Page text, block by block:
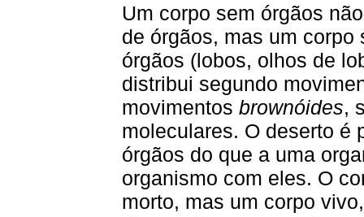
Um corpo sem órgãos
de órgãos, mas um
órgãos (lobos, olhos de
distribui segundo
movimentos brownóides,
moleculares. O deserto é
órgãos do que a uma
organismo com eles. O
morto, mas um corpo